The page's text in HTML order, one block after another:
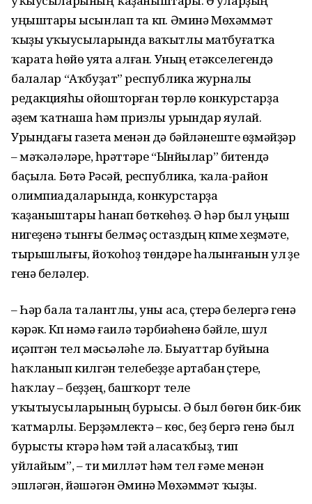
уңыштары ысынлап та күп. Әминә Мөхәммәт
ҡыҙы уҡыусыларында ваҡытлы матбуғатҡа
ҡарата һөйөү уята алған. Уның етәкселегендә
балалар “Аҡбуҙат” республика журналы
редакцияһы ойошторған төрлө конкурстарҙа
әүҙем ҡатнаша һәм призлы урындар яулай.
Урындағы газета менән дә бәйләнеште өҙмәйҙәр
– мәҡәләләре, һүрәттәре “Ынйылар” битендә
баҫыла. Бөтә Рәсәй, республика, ҡала-район
олимпиадаларында, конкурстарҙа
ҡаҙаныштары һанап бөткөһөҙ. Ә һәр был уңыш
нигеҙенә тынғы белмәҫ остаздың күпме хеҙмәте,
тырышлығы, йоҡоһоҙ төндәре һалынғанын ул үҙе
генә беләлер.
– Һәр бала талантлы, уны аса, үҫтерә белергә генә
кәрәк. Күп нәмә ғаилә тәрбиәһенә бәйле, шул
иҫәптән тел мәсьәләһе лә. Быуаттар буйына
һаҡланып килгән телебеҙҙе артабан үҫтереү,
һаҡлау – беҙҙең, башҡорт теле
уҡытыусыларының бурысы. Ә был бөгөн бик-бик
ҡатмарлы. Берҙәмлектә – көс, беҙ бергә генә был
бурысты күтәрә һәм үтәй аласаҡбыҙ, тип
уйлайым”, – ти милләт һәм тел ғәме менән
эшләгән, йәшәгән Әминә Мөхәммәт ҡыҙы.